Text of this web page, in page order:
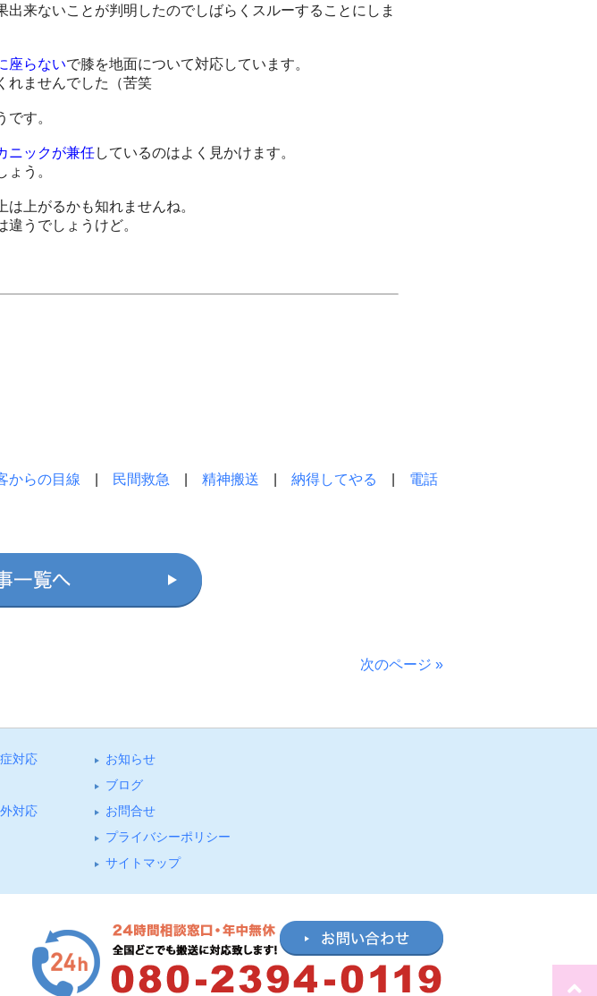
来ないことが判明したのでしばらくスルーすることにしま
座らないで膝を地面について対応しています。
れませんでした（苦笑
す。
ニックが兼任しているのはよく見かけます。
う。
上がるかも知れませんね。
うでしょうけど。
からの目線 民間救急 精神搬送 納得してやる
電話
次のページ »
対応
対応
お知らせ
ブログ
お問合せ
プライバシーポリシー
サイトマップ